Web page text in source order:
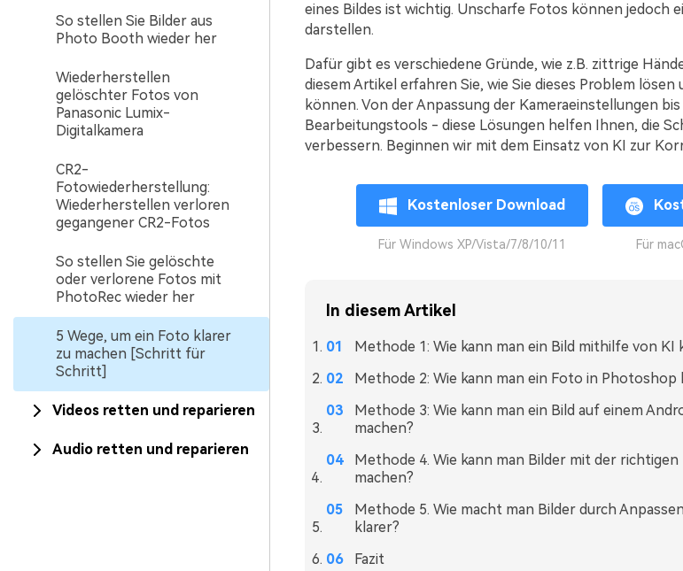
So stellen Sie Bilder aus
Photo Booth wieder her
Wiederherstellen
gelöschter Fotos von
Panasonic Lumix-
Digitalkamera
CR2-
Fotowiederherstellung:
Wiederherstellen verloren
gegangener CR2-Fotos
So stellen Sie gelöschte
oder verlorene Fotos mit
PhotoRec wieder her
5 Wege, um ein Foto klarer
zu machen [Schritt für
Schritt]
Videos retten und reparieren
Audio retten und reparieren
eines Bildes ist wichtig. Unscharfe Fotos können jedoch
darstellen.
Dafür gibt es verschiedene Gründe, wie z.B. zittrige
diesem Artikel erfahren Sie, wie Sie dieses Problem
können. Von der Anpassung der Kameraeinstellungen
Bearbeitungstools - diese Lösungen helfen Ihnen, die
verbessern. Beginnen wir mit dem Einsatz von KI zur
Kostenloser Download
Für Windows XP/Vista/7/8/10/11 Für
In diesem Artikel
Methode 1: Wie kann man ein Bild mithilfe von KI
Methode 2: Wie kann man ein Foto in Photoshop
Methode 3: Wie kann man ein Bild auf einem
machen?
Methode 4. Wie kann man Bilder mit der
machen?
Methode 5. Wie macht man Bilder durch
klarer?
Fazit